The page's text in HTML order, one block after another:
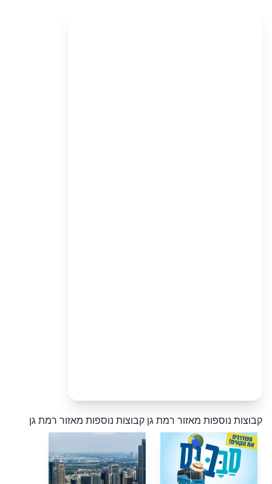
קבוצות נוספות מאזור רמת גן קבוצות נוספות מאזור רמת גן